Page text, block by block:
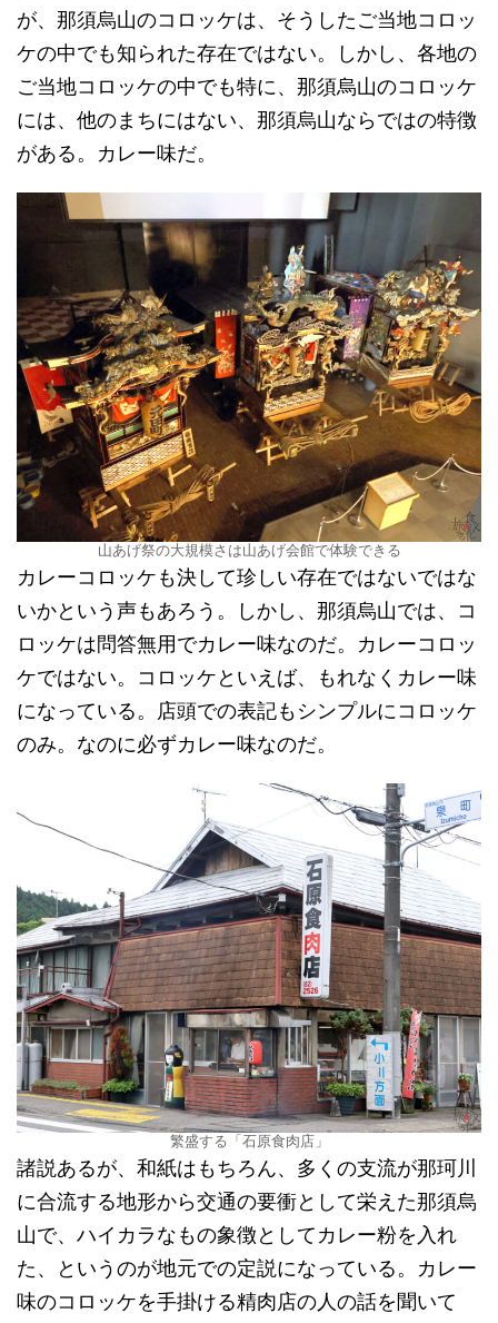
が、那須烏山のコロッケは、そうしたご当地コロッ
ケの中でも知られた存在ではない。しかし、各地の
ご当地コロッケの中でも特に、那須烏山のコロッケ
には、他のまちにはない、那須烏山ならではの特徴
がある。カレー味だ。
山あげ祭の大規模さは山あげ会館で体験できる
カレーコロッケも決して珍しい存在ではないではな
いかという声もあろう。しかし、那須烏山では、コ
ロッケは問答無用でカレー味なのだ。カレーコロッ
ケではない。コロッケといえば、もれなくカレー味
になっている。店頭での表記もシンプルにコロッケ
のみ。なのに必ずカレー味なのだ。
繁盛する「石原食肉店」
諸説あるが、和紙はもちろん、多くの支流が那珂川
に合流する地形から交通の要衝として栄えた那須烏
山で、ハイカラなもの象徴としてカレー粉を入れ
た、というのが地元での定説になっている。カレー
味のコロッケを手掛ける精肉店の人の話を聞いて